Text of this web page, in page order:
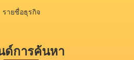
รายชื่อธุรกิจ
ด์การค้นหา